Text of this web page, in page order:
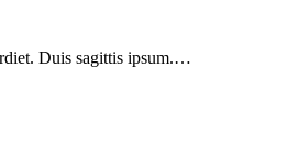
Duis sagittis ipsum.…